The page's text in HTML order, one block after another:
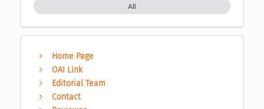
All
Home Page
OAI Link
Editorial Team
Contact